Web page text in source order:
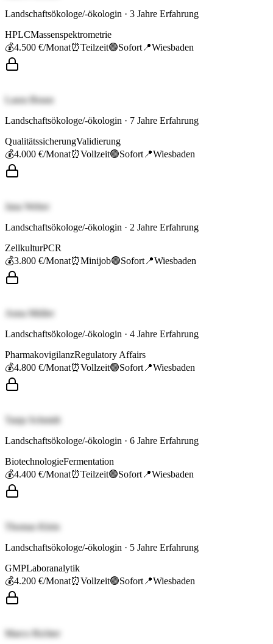
Landschaftsökologe/-ökologin · 3 Jahre Erfahrung
HPLCMassenspektrometrie
💰4.500 €/Monat⏰Teilzeit🟢Sofort 📍Wiesbaden
Laura Braun
Landschaftsökologe/-ökologin · 7 Jahre Erfahrung
QualitätssicherungValidierung
💰4.000 €/Monat⏰Vollzeit🟢Sofort 📍Wiesbaden
Jana Weber
Landschaftsökologe/-ökologin · 2 Jahre Erfahrung
ZellkulturPCR
💰3.800 €/Monat⏰Minijob🟢Sofort 📍Wiesbaden
Anna Müller
Landschaftsökologe/-ökologin · 4 Jahre Erfahrung
PharmakovigilanzRegulatory Affairs
💰4.800 €/Monat⏰Vollzeit🟢Sofort 📍Wiesbaden
Tanja Schmidt
Landschaftsökologe/-ökologin · 6 Jahre Erfahrung
BiotechnologieFermentation
💰4.400 €/Monat⏰Teilzeit🟢Sofort 📍Wiesbaden
Thomas Klein
Landschaftsökologe/-ökologin · 5 Jahre Erfahrung
GMPLaboranalytik
💰4.200 €/Monat⏰Vollzeit🟢Sofort 📍Wiesbaden
Marco Richter